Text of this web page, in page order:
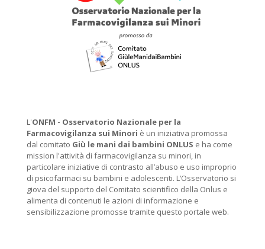
L'ONFM - Osservatorio Nazionale per la
Farmacovigilanza sui Minori è un iniziativa promossa
dal comitato Giù le mani dai bambini ONLUS e ha come
mission l'attività di farmacovigilanza su minori, in
particolare iniziative di contrasto all’abuso e uso improprio
di psicofarmaci su bambini e adolescenti. L’Osservatorio si
giova del supporto del Comitato scientifico della Onlus e
alimenta di contenuti le azioni di informazione e
sensibilizzazione promosse tramite questo portale web.